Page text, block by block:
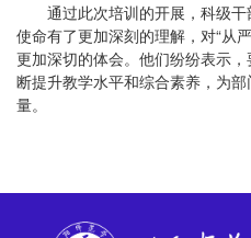
通过此次培训的开展，科级
使命有了更加深刻的理解，对“从
更加深切的体会。他们纷纷表示
断提升教学水平和综合素养，为
量。